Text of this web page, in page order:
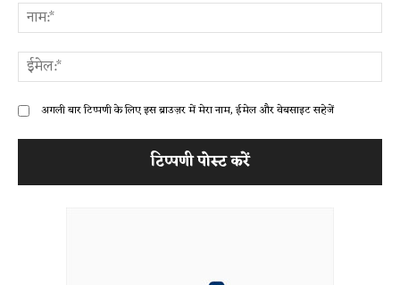
अगली बार टिप्पणी के लिए इस ब्राउज़र में मेरा नाम, ईमेल और वेबसाइट सहेजें